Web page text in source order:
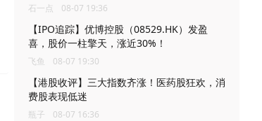
石一点 08-07 19:36
【IPO追踪】优博控股（08529.HK）发盈
喜，股价一柱擎天，涨近30%！
飞鱼 08-07 19:30
【港股收评】三大指数齐涨！医药股狂欢，消
费股表现低迷
瓶子 08-07 16:36